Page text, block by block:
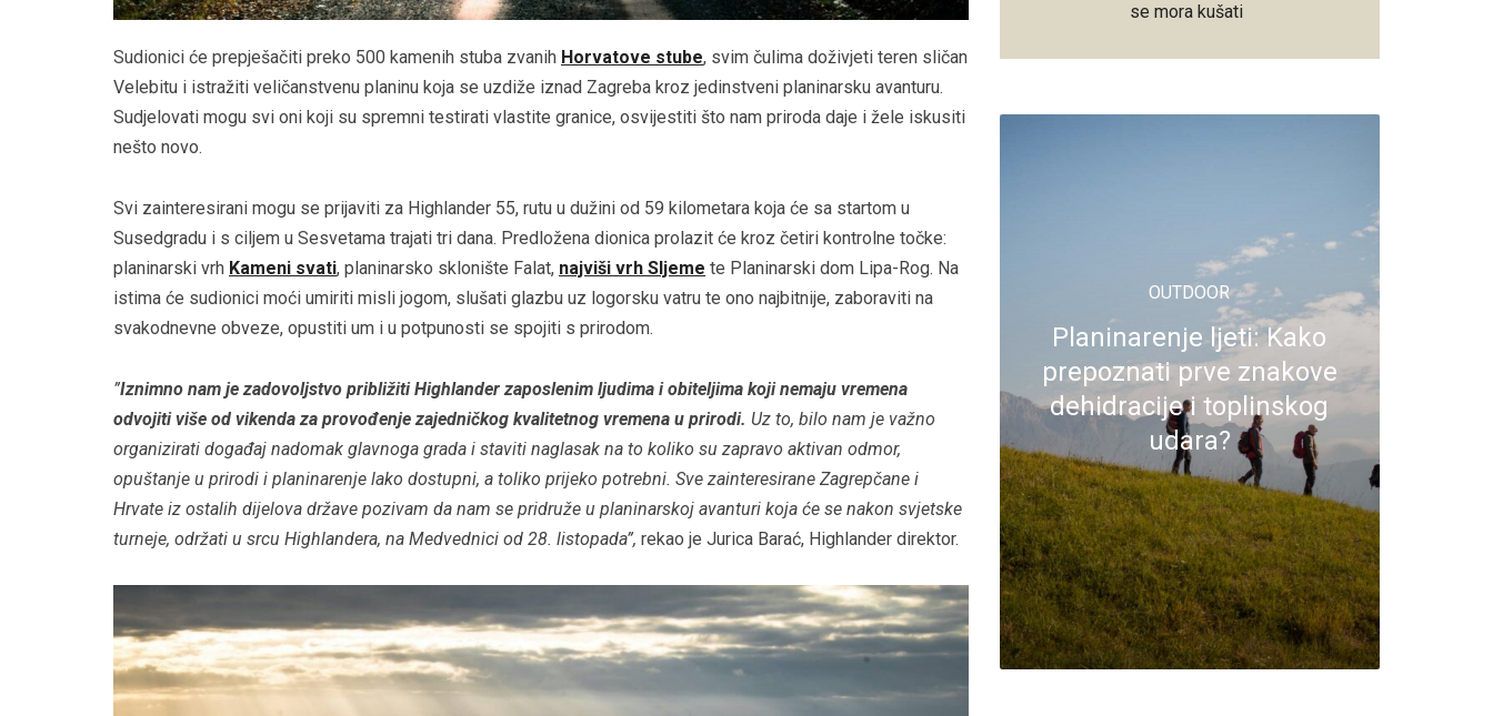
Sudionici će prepješačiti preko 500 kamenih stuba zvanih Horvatove stube, svim čulima doživjeti teren sličan
Velebitu i istražiti veličanstvenu planinu koja se uzdiže iznad Zagreba kroz jedinstveni planinarsku avanturu.
Sudjelovati mogu svi oni koji su spremni testirati vlastite granice, osvijestiti što nam priroda daje i žele iskusiti
nešto novo.
Svi zainteresirani mogu se prijaviti za Highlander 55, rutu u dužini od 59 kilometara koja će sa startom u
Susedgradu i s ciljem u Sesvetama trajati tri dana. Predložena dionica prolazit će kroz četiri kontrolne točke:
planinarski vrh Kameni svati, planinarsko sklonište Falat, najviši vrh Sljeme te Planinarski dom Lipa-Rog. Na
istima će sudionici moći umiriti misli jogom, slušati glazbu uz logorsku vatru te ono najbitnije, zaboraviti na
svakodnevne obveze, opustiti um i u potpunosti se spojiti s prirodom.
”Iznimno nam je zadovoljstvo približiti Highlander zaposlenim ljudima i obiteljima koji nemaju vremena
odvojiti više od vikenda za provođenje zajedničkog kvalitetnog vremena u prirodi. Uz to, bilo nam je važno
organizirati događaj nadomak glavnoga grada i staviti naglasak na to koliko su zapravo aktivan odmor,
opuštanje u prirodi i planinarenje lako dostupni, a toliko prijeko potrebni. Sve zainteresirane Zagrepčane i
Hrvate iz ostalih dijelova države pozivam da nam se pridruže u planinarskoj avanturi koja će se nakon svjetske
turneje, održati u srcu Highlandera, na Medvednici od 28. listopada”, rekao je Jurica Barać, Highlander direktor.
se mora kušati
OUTDOOR
Planinarenje ljeti: Kako
prepoznati prve znakove
dehidracije i toplinskog
udara?